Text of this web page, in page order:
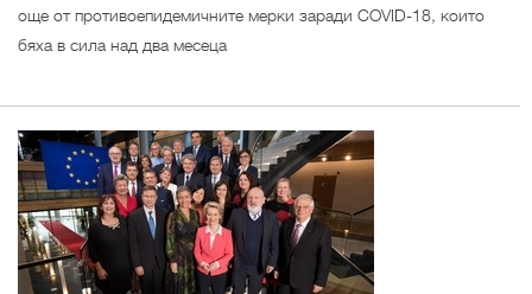
още от противоепидемичните мерки заради COVID-18, които
бяха в сила над два месеца